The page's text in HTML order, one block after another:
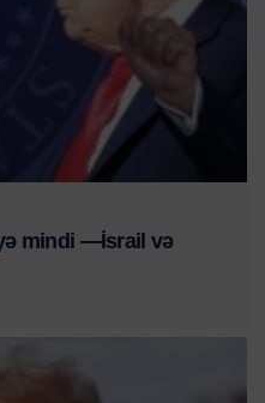
mindi —İsrail və